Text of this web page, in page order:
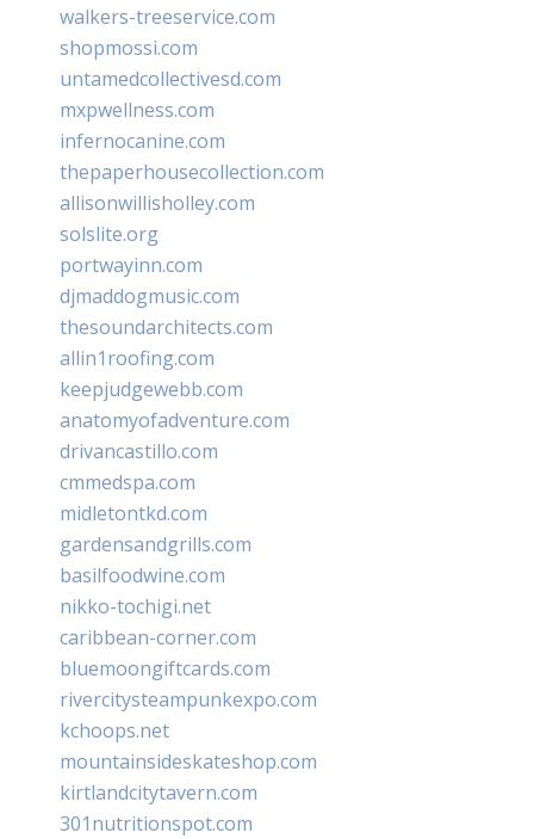
walkers-treeservice.com
shopmossi.com
untamedcollectivesd.com
mxpwellness.com
infernocanine.com
thepaperhousecollection.com
allisonwillisholley.com
solslite.org
portwayinn.com
djmaddogmusic.com
thesoundarchitects.com
allin1roofing.com
keepjudgewebb.com
anatomyofadventure.com
drivancastillo.com
cmmedspa.com
midletontkd.com
gardensandgrills.com
basilfoodwine.com
nikko-tochigi.net
caribbean-corner.com
bluemoongiftcards.com
rivercitysteampunkexpo.com
kchoops.net
mountainsideskateshop.com
kirtlandcitytavern.com
301nutritionspot.com